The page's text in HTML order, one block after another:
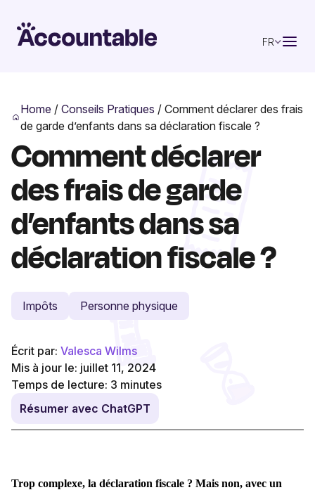
FR
Home / Conseils Pratiques / Comment déclarer des frais
de garde d’enfants dans sa déclaration fiscale ?
Comment déclarer
des frais de garde
d’enfants dans sa
déclaration fiscale ?
Impôts Personne physique
Écrit par: Valesca Wilms
Mis à jour le: juillet 11, 2024
Temps de lecture: 3 minutes
Résumer avec ChatGPT
Trop complexe, la déclaration fiscale ? Mais non, avec un